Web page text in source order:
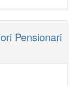
Pensionari